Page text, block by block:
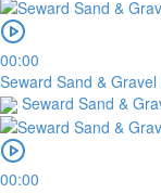
00:00
Seward Sand &
Seward Sand &
00:00